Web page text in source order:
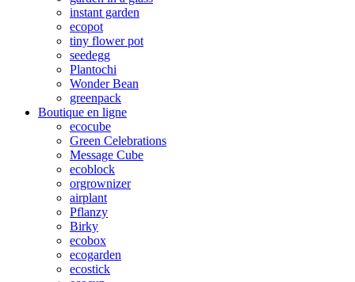
instant garden
ecopot
tiny flower pot
seedegg
Plantochi
Wonder Bean
greenpack
Boutique en ligne
ecocube
Green Celebrations
Message Cube
ecoblock
orgrownizer
airplant
Pflanzy
Birky
ecobox
ecogarden
ecostick